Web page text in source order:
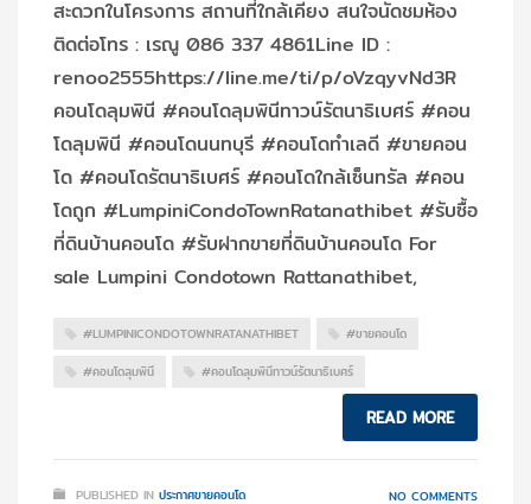
สะดวกในโครงการ สถานที่ใกล้เคียง สนใจนัดชมห้อง
ติดต่อโทร : เรณู 086 337 4861Line ID :
renoo2555https://line.me/ti/p/oVzqyvNd3R
คอนโดลุมพินี #คอนโดลุมพินีทาวน์รัตนาธิเบศร์ #คอน
โดลุมพินี #คอนโดนนทบุรี #คอนโดทำเลดี #ขายคอน
โด #คอนโดรัตนาธิเบศร์ #คอนโดใกล้เซ็นทรัล #คอน
โดถูก #LumpiniCondoTownRatanathibet #รับซื้อ
ที่ดินบ้านคอนโด #รับฝากขายที่ดินบ้านคอนโด For
sale Lumpini Condotown Rattanathibet,
#LUMPINICONDOTOWNRATANATHIBET #ขายคอนโด
#คอนโดลุมพินี #คอนโดลุมพินีทาวน์รัตนาธิเบศร์
READ MORE
PUBLISHED IN ประกาศขายคอนโด NO COMMENTS